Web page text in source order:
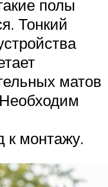
полы
Тонкий
матов
к монтажу.